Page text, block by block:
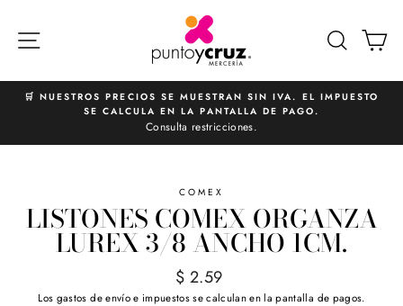
directamente
diapositivas
🛒 NUESTROS PRECIOS SE MUESTRAN SIN IVA. EL IMPUESTO
SE CALCULA EN LA PANTALLA DE PAGO.
Consulta restricciones.
COMEX
LISTONES COMEX ORGANZA
LUREX 3/8 ANCHO 1CM.
Precio
habitual
$ 2.59
Los gastos de envíoe impuestos se calculan en la pantalla de pagos.